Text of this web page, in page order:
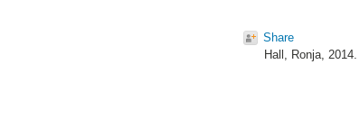
Share
Hall, Ronja, 2014.